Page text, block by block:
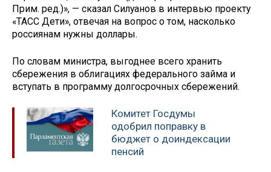
Прим. ред.)», — сказал Силуанов в интервью проекту
«ТАСС Дети», отвечая на вопрос о том, насколько
россиянам нужны доллары.
По словам министра, выгоднее всего хранить
сбережения в облигациях федерального займа и
вступать в программу долгосрочных сбережений.
Комитет Госдумы
одобрил поправку в
бюджет о доиндексации
пенсий